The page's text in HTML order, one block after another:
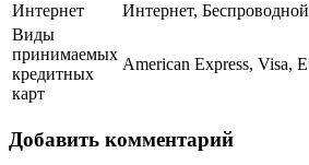
Интернет
Интернет,
Виды
принимаемых
кредитных
карт
American Express, Visa,
Добавить комментарий